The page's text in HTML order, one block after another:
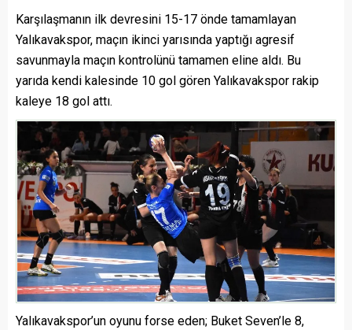
Karşılaşmanın ilk devresini 15-17 önde tamamlayan
Yalıkavakspor, maçın ikinci yarısında yaptığı agresif
savunmayla maçın kontrolünü tamamen eline aldı. Bu
yarıda kendi kalesinde 10 gol gören Yalıkavakspor rakip
kaleye 18 gol attı.
Yalıkavakspor’un oyunu forse eden; Buket Seven’le 8,